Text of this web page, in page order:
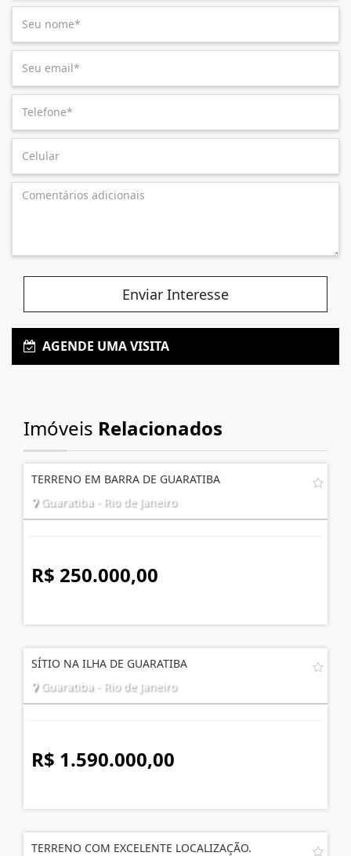
Enviar Interesse
AGENDE UMA VISITA
Imóveis Relacionados
TERRENO EM BARRA DE GUARATIBA
Guaratiba - Rio de Janeiro
R$ 250.000,00
SÍTIO NA ILHA DE GUARATIBA
Guaratiba - Rio de Janeiro
R$ 1.590.000,00
TERRENO COM EXCELENTE LOCALIZAÇÃO.